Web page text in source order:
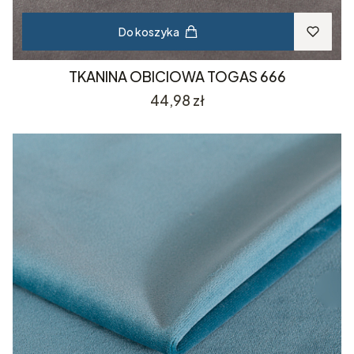
Do koszyka
TKANINA OBICIOWA TOGAS 666
Cena
44,98 zł